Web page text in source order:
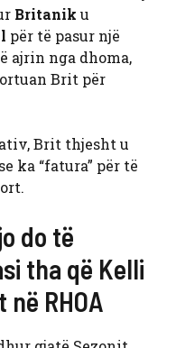
Britanik u
për të pasur një
ajrin nga dhoma,
Brit për
Brit thjesht u
ka “fatura” për të
do të
tha që Kelli
RHOA